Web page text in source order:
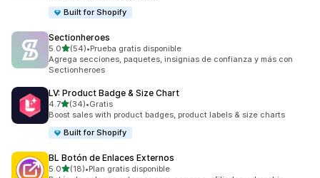
Built for Shopify
Sectionheroes
5.0de 5 estrellas
(54)
54 reseñas en total
•Prueba gratis disponible
Agrega secciones, paquetes, insignias de confianza y más con
Sectionheroes
LV: Product Badge & Size Chart
4.7de 5 estrellas
(34)
34 reseñas en total
•Gratis
Boost sales with product badges, product labels & size charts
Built for Shopify
BL Botón de Enlaces Externos
5.0de 5 estrellas
(18)
18 reseñas en total
•Plan gratis disponible